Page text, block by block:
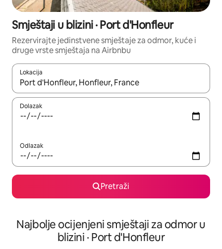
Smještaji u blizini · Port d'Honfleur
Rezervirajte jedinstvene smještaje za odmor, kuće i
druge vrste smještaja na Airbnbu
Lokacija
Kada budu dostupni rezultati, moći ćete ih pregledati
Dolazak
Odlazak
Pretraži
Najbolje ocijenjeni smještaji za odmor u
blizini · Port d'Honfleur